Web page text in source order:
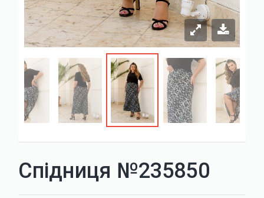
Спідниця №235850